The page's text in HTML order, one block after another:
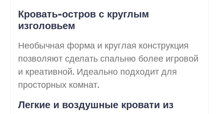
Кровать-остров с круглым
изголовьем
Необычная форма и круглая конструкция
позволяют сделать спальню более игровой
и креативной. Идеально подходит для
просторных комнат.
Легкие и воздушные кровати из